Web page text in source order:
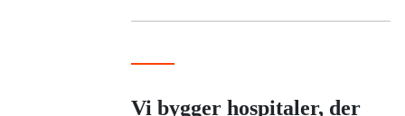
Vi bygger hospitaler, der